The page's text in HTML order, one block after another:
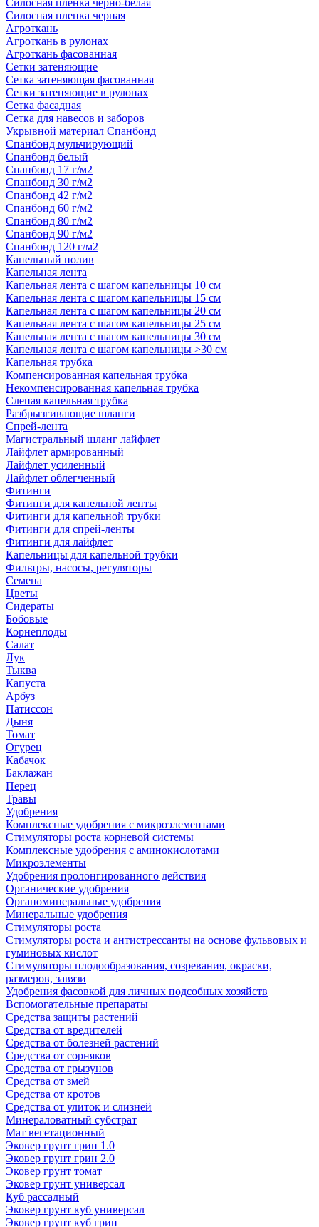
Силосная пленка черно-белая
Силосная пленка черная
Агроткань
Агроткань в рулонах
Агроткань фасованная
Сетки затеняющие
Сетка затеняющая фасованная
Сетки затеняющие в рулонах
Сетка фасадная
Сетка для навесов и заборов
Укрывной материал Спанбонд
Спанбонд мульчирующий
Спанбонд белый
Спанбонд 17 г/м2
Спанбонд 30 г/м2
Спанбонд 42 г/м2
Спанбонд 60 г/м2
Спанбонд 80 г/м2
Спанбонд 90 г/м2
Спанбонд 120 г/м2
Капельный полив
Капельная лента
Капельная лента с шагом капельницы 10 см
Капельная лента с шагом капельницы 15 см
Капельная лента с шагом капельницы 20 см
Капельная лента с шагом капельницы 25 см
Капельная лента с шагом капельницы 30 см
Капельная лента с шагом капельницы >30 см
Капельная трубка
Компенсированная капельная трубка
Некомпенсированная капельная трубка
Слепая капельная трубка
Разбрызгивающие шланги
Спрей-лента
Магистральный шланг лайфлет
Лайфлет армированный
Лайфлет усиленный
Лайфлет облегченный
Фитинги
Фитинги для капельной ленты
Фитинги для капельной трубки
Фитинги для спрей-ленты
Фитинги для лайфлет
Капельницы для капельной трубки
Фильтры, насосы, регуляторы
Семена
Цветы
Сидераты
Бобовые
Корнеплоды
Салат
Лук
Тыква
Капуста
Арбуз
Патиссон
Дыня
Томат
Огурец
Кабачок
Баклажан
Перец
Травы
Удобрения
Комплексные удобрения с микроэлементами
Стимуляторы роста корневой системы
Комплексные удобрения с аминокислотами
Микроэлементы
Удобрения пролонгированного действия
Органические удобрения
Органоминеральные удобрения
Минеральные удобрения
Стимуляторы роста
Стимуляторы роста и антистрессанты на основе фульвовых и
гуминовых кислот
Стимуляторы плодообразования, созревания, окраски,
размеров, завязи
Удобрения фасовкой для личных подсобных хозяйств
Вспомогательные препараты
Средства защиты растений
Средства от вредителей
Средства от болезней растений
Средства от сорняков
Средства от грызунов
Средства от змей
Средства от кротов
Средства от улиток и слизней
Минераловатный субстрат
Мат вегетационный
Эковер грунт грин 1.0
Эковер грунт грин 2.0
Эковер грунт томат
Эковер грунт универсал
Куб рассадный
Эковер грунт куб универсал
Эковер грунт куб грин